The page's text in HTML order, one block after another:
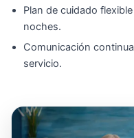
Plan de cuidado
noches.
Comunicación
servicio.